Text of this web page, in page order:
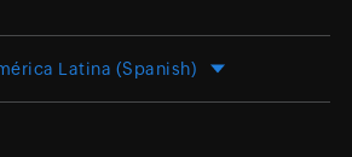
Latina (Spanish)